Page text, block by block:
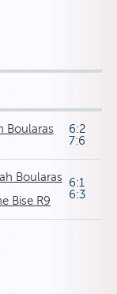
Boularas
6:2
7:6
Boularas
Bise R9
6:1
6:3